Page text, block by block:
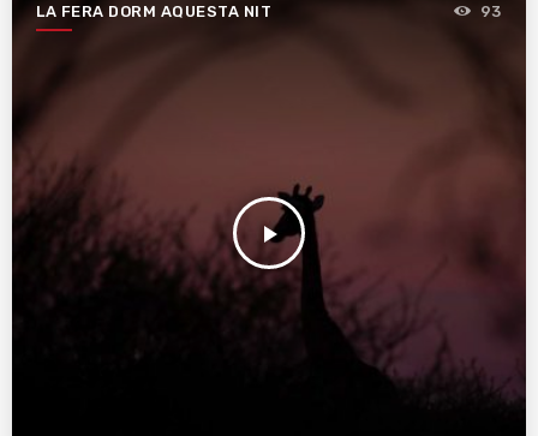
LA FERA DORM AQUESTA NIT
play_arrow
93